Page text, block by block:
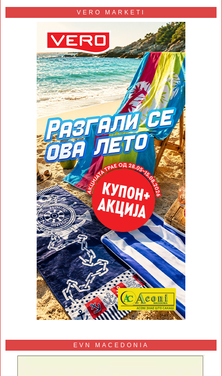
VERO MARKETI
EVN MACEDONIA